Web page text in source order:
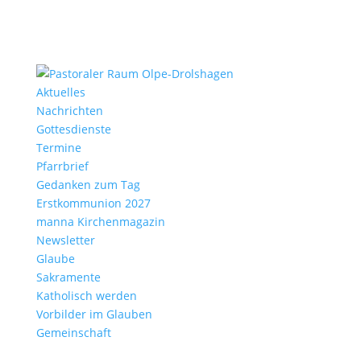
Aktu­elles
Nach­richten
Gottes­dienste
Termine
Pfarr­brief
Gedanken zum Tag
Erst­kom­mu­nion 2027
manna Kirchen­ma­gazin
News­letter
Glaube
Sakra­mente
Katho­lisch werden
Vorbilder im Glauben
Gemein­schaft